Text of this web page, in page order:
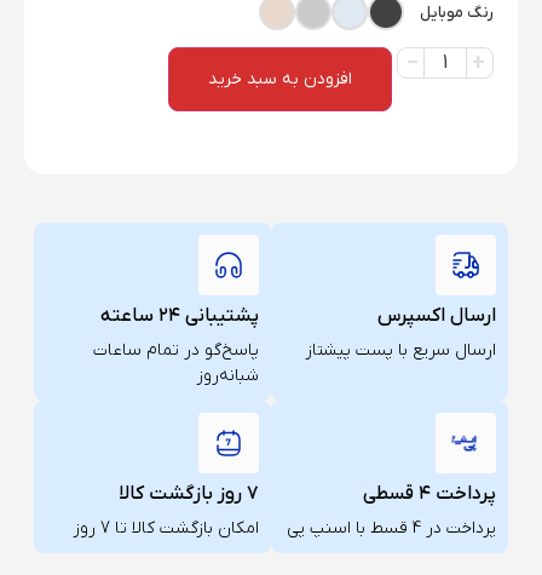
رنگ موبایل
افزودن به سبد خرید
ارسال اکسپرس
ارسال سریع با پست پیشتاز
پشتیبانی ۲۴ ساعته
پاسخ‌گو در تمام ساعات
شبانه‌روز
پرداخت ۴ قسطی
پرداخت در 4 قسط با اسنپ پی
۷ روز بازگشت کالا
امکان بازگشت کالا تا 7 روز